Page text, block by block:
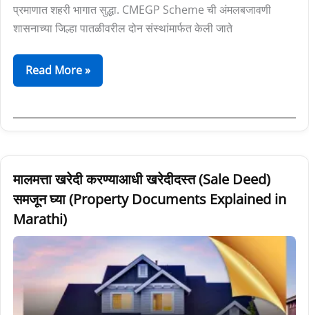
प्रमाणात शहरी भागात सुद्धा. CMEGP Scheme ची अंमलबजावणी
शासनाच्या जिल्हा पातळीवरील दोन संस्थांमार्फत केली जाते
Read More »
मालमत्ता खरेदी करण्याआधी खरेदीदस्त (Sale Deed)
समजून घ्या (Property Documents Explained in
Marathi)
मालमत्ता
खरेदी
करण्याआधी
खरेदीदस्त
(Sale
Deed)
समजून
घ्या